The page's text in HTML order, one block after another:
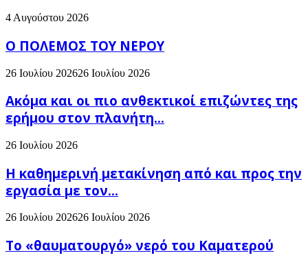
4 Αυγούστου 2026
Ο ΠΟΛΕΜΟΣ ΤΟΥ ΝΕΡΟΥ
26 Ιουλίου 202626 Ιουλίου 2026
Ακόμα και οι πιο ανθεκτικοί επιζώντες της
ερήμου στον πλανήτη...
26 Ιουλίου 2026
H καθημερινή μετακίνηση από και προς την
εργασία με τον...
26 Ιουλίου 202626 Ιουλίου 2026
Το «θαυματουργό» νερό του Καματερού